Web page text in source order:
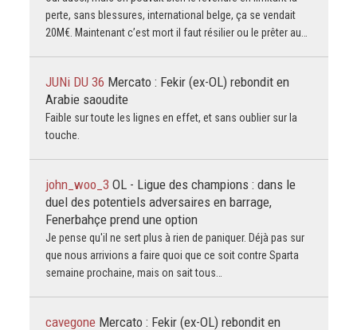
perte, sans blessures, international belge, ça se vendait
20M€. Maintenant c’est mort il faut résilier ou le prêter au…
JUNi DU 36 Mercato : Fekir (ex-OL) rebondit en
Arabie saoudite
Faible sur toute les lignes en effet, et sans oublier sur la
touche.
john_woo_3 OL - Ligue des champions : dans le
duel des potentiels adversaires en barrage,
Fenerbahçe prend une option
Je pense qu'il ne sert plus à rien de paniquer. Déjà pas sur
que nous arrivions a faire quoi que ce soit contre Sparta
semaine prochaine, mais on sait tous…
cavegone Mercato : Fekir (ex-OL) rebondit en